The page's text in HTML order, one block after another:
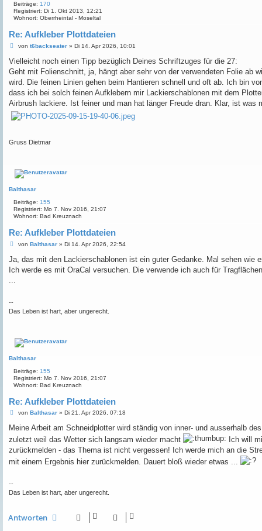
Beiträge: 170
Registriert: Di 1. Okt 2013, 12:21
Wohnort: Oberrheintal - Moseltal
Re: Aufkleber Plottdateien
B
i
r
a
von t6backseater» Di 14. Apr 2026, 10:01
Vielleicht noch einen Tipp bezüglich Deines Schriftzuges für die 27:
Geht mit Folienschnitt, ja, hängt aber sehr von der verwendeten Folie ab
wird. Die feinen Linien gehen beim Hantieren schnell und oft ab. Ich bin
dass ich bei solch feinen Aufklebern mir Lackierschablonen mit dem
Airbrush lackiere. Ist feiner und man hat länger Freude dran. Klar, ist was
Gruss Dietmar
Balthasar
Beiträge: 155
Registriert: Mo 7. Nov 2016, 21:07
Wohnort: Bad Kreuznach
Re: Aufkleber Plottdateien
B
i
r
von Balthasar» Di 14. Apr 2026, 22:54
Ja, das mit den Lackierschablonen ist ein guter Gedanke. Mal sehen wie
Ich werde es mit OraCal versuchen. Die verwende ich auch für
--
Das Leben ist hart, aber ungerecht.
Balthasar
Beiträge: 155
Registriert: Mo 7. Nov 2016, 21:07
Wohnort: Bad Kreuznach
Re: Aufkleber Plottdateien
B
i
r
g
von Balthasar» Di 21. Apr 2026, 07:18
Meine Arbeit am Schneidplotter wird ständig von inner- und ausserhalb
zuletzt weil das Wetter sich langsam wieder macht
Ich will
zurückmelden - das Thema ist nicht vergessen! Ich werde mich an die
mit einem Ergebnis hier zurückmelden. Dauert bloß wieder etwas ...
--
Das Leben ist hart, aber ungerecht.
Antworten